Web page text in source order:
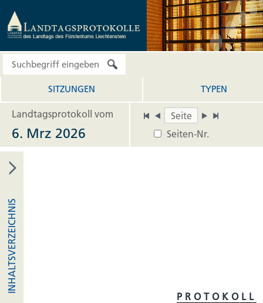
SITZUNGEN TYPEN
Landtagsprotokoll vom
Seiten-Nr.
6. Mrz 2026
INHALTSVERZEICHNIS
PROTOKOLL